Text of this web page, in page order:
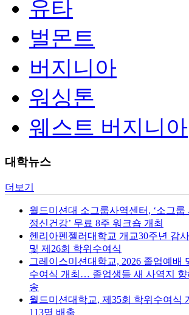
유타
벌몬트
버지니아
워싱톤
웨스트 버지니아
대학뉴스
더보기
월드미션대 소그룹사역센터, ‘소그룹
정신건강’ 무료 8주 워크숍 개최
헨리아펜젤러대학교 개교30주년 감
및 제26회 학위수여식
그레이스미션대학교, 2026 졸업예배
수여식 개최… 졸업생들 새 사역지 향
송
월드미션대학교, 제35회 학위수여식
113명 배출